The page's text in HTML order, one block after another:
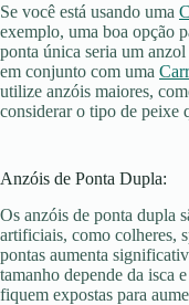
Se você está usando uma
exemplo, uma boa opção
ponta única seria um
em conjunto com uma
utilize anzóis maiores,
considerar o tipo de peixe
Anzóis de Ponta Dupla:
Os anzóis de ponta dupla
artificiais, como colheres,
pontas aumenta
tamanho depende da isca
fiquem expostas para